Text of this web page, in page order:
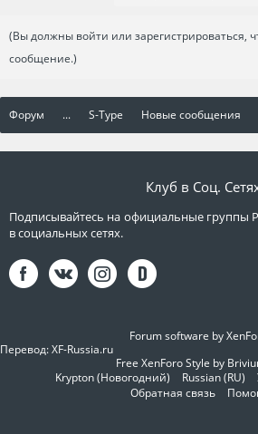
(Вы должны войти или зарегистрироваться,
сообщение.)
Форум ... S-Type Новые сообщения
Клуб в Соц.
Подписывайтесь на официальные группы
в социальных сетях.
Forum software by
Перевод:XF-Russia.ru
Free XenForo Style by
Krypton (Новогодний)
Russian (RU)
Обратная связь